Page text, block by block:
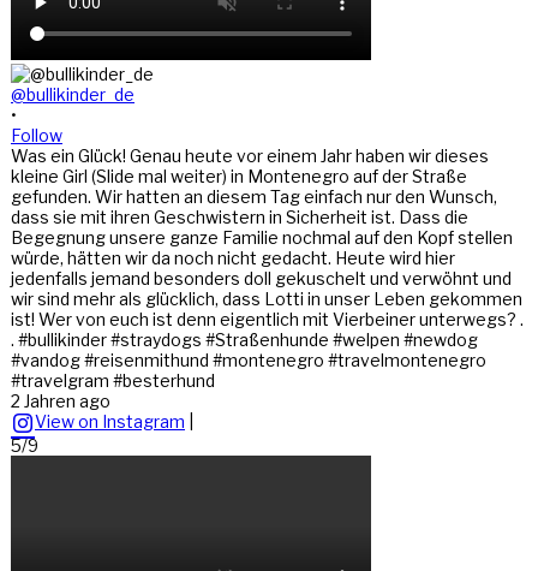
@bullikinder_de
•
Follow
Was ein Glück! Genau heute vor einem Jahr haben wir dieses
kleine Girl (Slide mal weiter) in Montenegro auf der Straße
gefunden. Wir hatten an diesem Tag einfach nur den Wunsch,
dass sie mit ihren Geschwistern in Sicherheit ist. Dass die
Begegnung unsere ganze Familie nochmal auf den Kopf stellen
würde, hätten wir da noch nicht gedacht. Heute wird hier
jedenfalls jemand besonders doll gekuschelt und verwöhnt und
wir sind mehr als glücklich, dass Lotti in unser Leben gekommen
ist! Wer von euch ist denn eigentlich mit Vierbeiner unterwegs? .
. #bullikinder #straydogs #Straßenhunde #welpen #newdog
#vandog #reisenmithund #montenegro #travelmontenegro
#travelgram #besterhund
2 Jahren ago
View on Instagram
5/9